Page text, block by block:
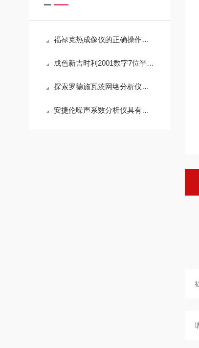
福禄克热成像仪的正确操作步骤
成色新吉时利2001数字7位半万用表
探索罗德施瓦茨网络分析仪的技术细节与应用优势
安捷伦噪声系数分析仪具有高测试速度和易于操作等优点